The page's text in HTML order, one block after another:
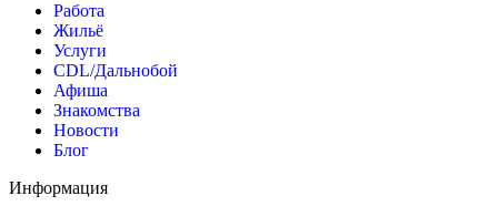
Работа
Жильё
Услуги
CDL/Дальнобой
Афиша
Знакомства
Новости
Блог
Информация